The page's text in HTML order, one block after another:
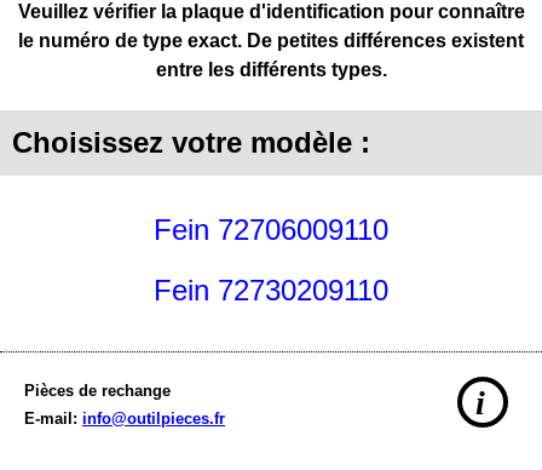
Veuillez vérifier la plaque d'identification pour connaître
le numéro de type exact. De petites différences existent
entre les différents types.
Choisissez votre modèle :
Fein 72706009110
Fein 72730209110
Pièces de rechange
E-mail: info@outilpieces.fr i